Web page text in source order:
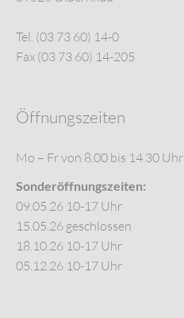
Tel. (03 73 60) 14-0
Fax (03 73 60) 14-205
Öffnungszeiten
Mo – Fr von 8.00 bis 14.30 Uhr
Sonderöffnungszeiten:
09.05.26 10-17 Uhr
15.05.26 geschlossen
18.10.26 10-17 Uhr
05.12.26 10-17 Uhr